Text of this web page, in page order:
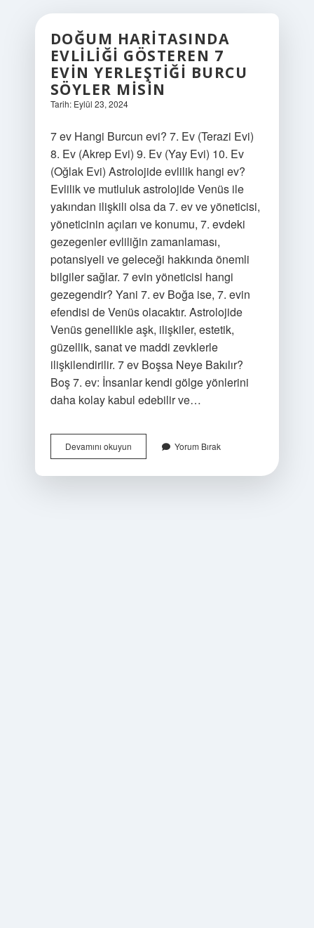
DOĞUM HARITASINDA
EVLILIĞI GÖSTEREN 7
EVIN YERLEŞTIĞI BURCU
SÖYLER MISIN
Tarih: Eylül 23, 2024
7 ev Hangi Burcun evi? 7. Ev (Terazi Evi)
8. Ev (Akrep Evi) 9. Ev (Yay Evi) 10. Ev
(Oğlak Evi) Astrolojide evlilik hangi ev?
Evlilik ve mutluluk astrolojide Venüs ile
yakından ilişkili olsa da 7. ev ve yöneticisi,
yöneticinin açıları ve konumu, 7. evdeki
gezegenler evliliğin zamanlaması,
potansiyeli ve geleceği hakkında önemli
bilgiler sağlar. 7 evin yöneticisi hangi
gezegendir? Yani 7. ev Boğa ise, 7. evin
efendisi de Venüs olacaktır. Astrolojide
Venüs genellikle aşk, ilişkiler, estetik,
güzellik, sanat ve maddi zevklerle
ilişkilendirilir. 7 ev Boşsa Neye Bakılır?
Boş 7. ev: İnsanlar kendi gölge yönlerini
daha kolay kabul edebilir ve…
Devamını okuyunDoğum
Haritasında
Yorum Bırak